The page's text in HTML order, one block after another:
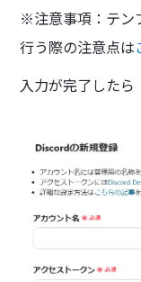
※注意事項：テン
行う際の注意点は
入力が完了したら